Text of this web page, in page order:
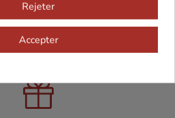
Rejeter
Accepter